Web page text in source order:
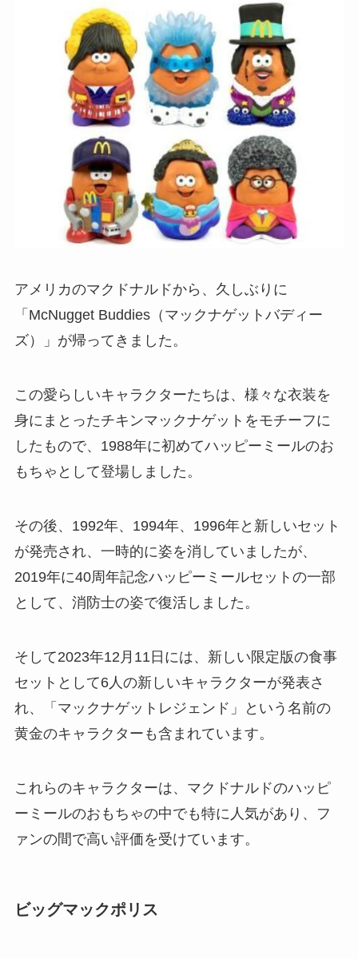
アメリカのマクドナルドから、久しぶりに
「McNugget Buddies（マックナゲットバディー
ズ）」が帰ってきました。
この愛らしいキャラクターたちは、様々な衣装を
身にまとったチキンマックナゲットをモチーフに
したもので、1988年に初めてハッピーミールのお
もちゃとして登場しました。
その後、1992年、1994年、1996年と新しいセット
が発売され、一時的に姿を消していましたが、
2019年に40周年記念ハッピーミールセットの一部
として、消防士の姿で復活しました。
そして2023年12月11日には、新しい限定版の食事
セットとして6人の新しいキャラクターが発表さ
れ、「マックナゲットレジェンド」という名前の
黄金のキャラクターも含まれています。
これらのキャラクターは、マクドナルドのハッピ
ーミールのおもちゃの中でも特に人気があり、フ
ァンの間で高い評価を受けています。
ビッグマックポリス